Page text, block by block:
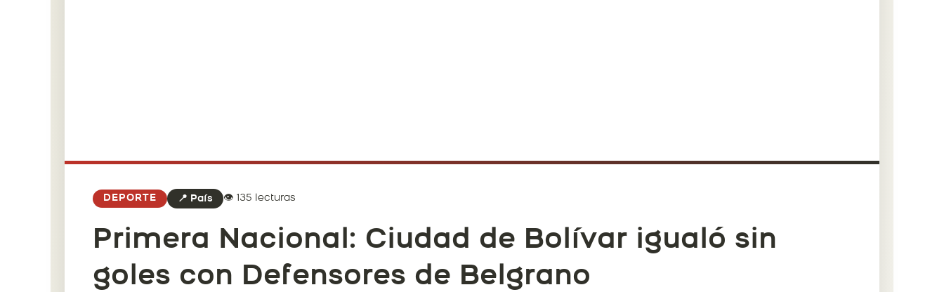
DEPORTE 📍 País 👁️ 135 lecturas
Primera Nacional: Ciudad de Bolívar igualó sin
goles con Defensores de Belgrano